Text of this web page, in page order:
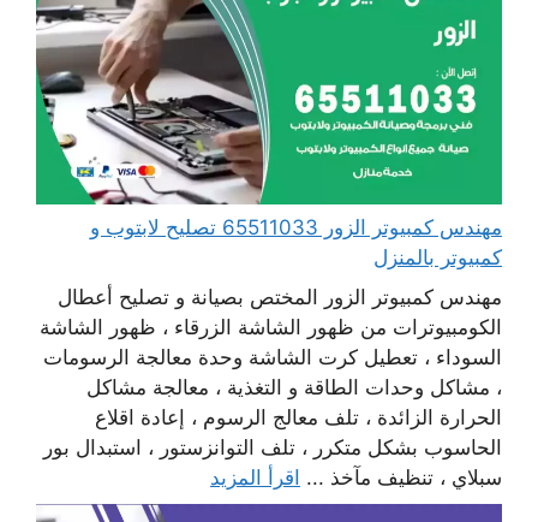
مهندس كمبيوتر الزور 65511033 تصليح لابتوب و
كمبيوتر بالمنزل
مهندس كمبيوتر الزور المختص بصيانة و تصليح أعطال
الكومبيوترات من ظهور الشاشة الزرقاء ، ظهور الشاشة
السوداء ، تعطيل كرت الشاشة وحدة معالجة الرسومات
، مشاكل وحدات الطاقة و التغذية ، معالجة مشاكل
الحرارة الزائدة ، تلف معالج الرسوم ، إعادة اقلاع
الحاسوب بشكل متكرر ، تلف التوانزستور ، استبدال بور
سبلاي ، تنظيف مآخذ ... اقرأ المزيد